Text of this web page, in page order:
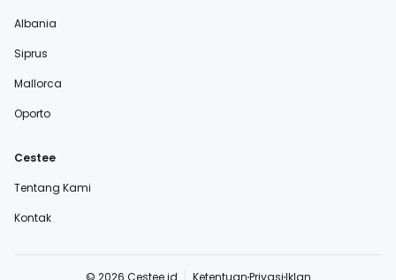
Albania
Siprus
Mallorca
Oporto
Cestee
Tentang Kami
Kontak
© 2026 Cestee.id KetentuanPrivasiIklan